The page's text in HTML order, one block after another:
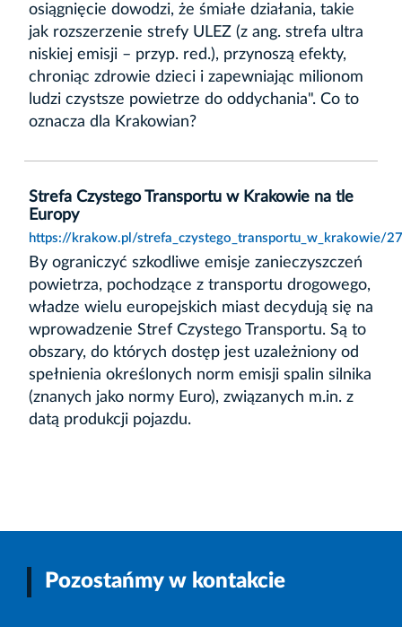
osiągnięcie dowodzi, że śmiałe działania, takie
jak rozszerzenie strefy ULEZ (z ang. strefa ultra
niskiej emisji – przyp. red.), przynoszą efekty,
chroniąc zdrowie dzieci i zapewniając milionom
ludzi czystsze powietrze do oddychania". Co to
oznacza dla Krakowian?
Strefa Czystego Transportu w Krakowie na tle
Europy
https://krakow.pl/strefa_czystego_transportu_w_krakowie/
By ograniczyć szkodliwe emisje zanieczyszczeń
powietrza, pochodzące z transportu drogowego,
władze wielu europejskich miast decydują się na
wprowadzenie Stref Czystego Transportu. Są to
obszary, do których dostęp jest uzależniony od
spełnienia określonych norm emisji spalin silnika
(znanych jako normy Euro), związanych m.in. z
datą produkcji pojazdu.
Pozostańmy w kontakcie